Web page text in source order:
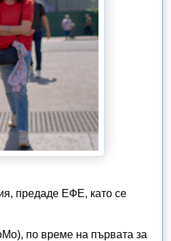
предаде ЕФЕ, като се
по време на първата за